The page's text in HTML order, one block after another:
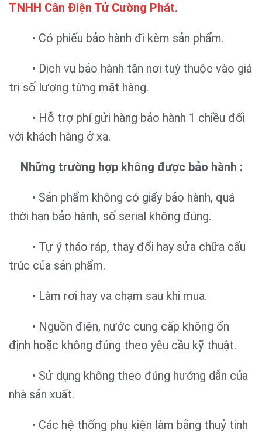
TNHH Cân Điện Tử Cường Phát.
• Có phiếu bảo hành đi kèm sản phẩm.
• Dịch vụ bảo hành tận nơi tuỳ thuộc vào giá
trị số lượng từng mặt hàng.
• Hỗ trợ phí gửi hàng bảo hành 1 chiều đối
với khách hàng ở xa.
Những trường hợp không được bảo hành :
• Sản phẩm không có giấy bảo hành, quá
thời hạn bảo hành, số serial không đúng.
• Tự ý tháo ráp, thay đổi hay sửa chữa cấu
trúc của sản phẩm.
• Làm rơi hay va chạm sau khi mua.
• Nguồn điện, nước cung cấp không ổn
định hoặc không đúng theo yêu cầu kỹ thuật.
• Sử dụng không theo đúng hướng dẫn của
nhà sản xuất.
• Các hệ thống phụ kiện làm bằng thuỷ tinh